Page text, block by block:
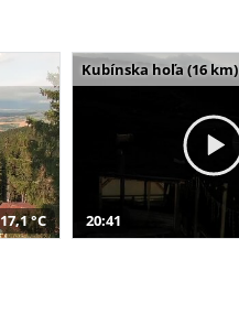
17,1 °C
Kubínska hoľa (16 km)
20:41